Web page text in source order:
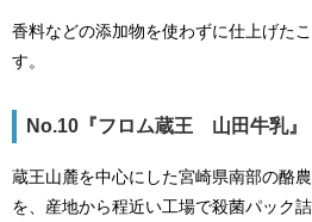
香料などの添加物を使わずに仕上げた
す。
No.10『フロム蔵王 山田牛乳』
蔵王山麓を中心にした宮崎県南部の酪
を、産地から程近い工場で殺菌パック詰